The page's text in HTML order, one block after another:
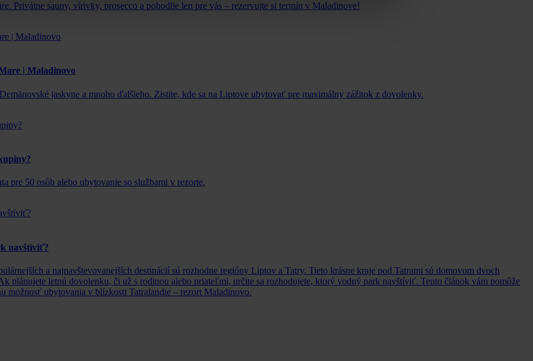
Privátne sauny, vírivky, prosecco a pohodlie len pre vás – rezervujte si termín v Maladinove!
| Maladinovo
jaskyne a mnoho ďalšieho. Zistite, kde sa na Liptove ubytovať pre maximálny zážitok z dovolenky.
pre 50 osôb alebo ubytovanie so službami v rezorte.
navštíviť?
a najnavštevovanejších destinácií sú rozhodne regióny Liptov a Tatry. Tieto krásne kraje pod Tatrami sú domovom dvoch
plánujete letnú dovolenku, či už s rodinou alebo priateľmi, určite sa rozhodujete, ktorý vodný park navštíviť. Tento článok vám pomôže
možnosť ubytovania v blízkosti Tatralandie – rezort Maladinovo.